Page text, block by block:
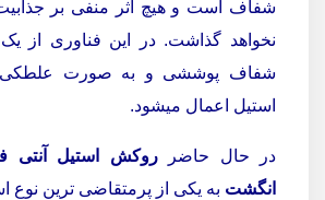
شفاف است و هیچ اثر منفی بر
نخواهد گذاشت. در این فناوری از یک
شفاف پوششی و به صورت
استیل اعمال میشود.
در حال حاضرروکش استیل آنتی
انگشت به یکی از پرمتقاضی ترین نوع